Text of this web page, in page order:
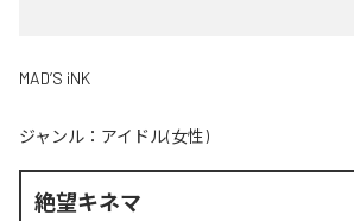
MAD’S iNK
ジャンル： アイドル(女性)
絶望キネマ